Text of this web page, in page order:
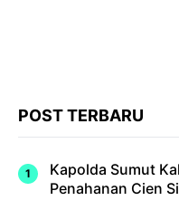
POST TERBARU
Kapolda Sumut
Penahanan Cien